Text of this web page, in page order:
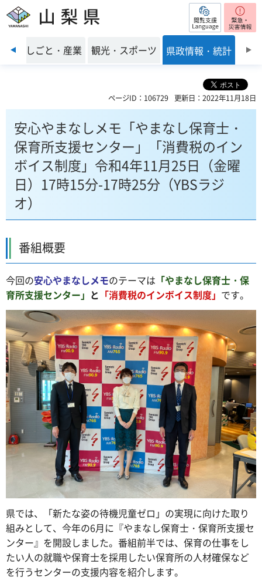
山梨県 閲覧支援
前のスライドを表示
境 しごと・産業 観光・スポーツ 県政情報・統計
ページID：106729 更新日：2022年11月18日
安心やまなしメモ「やまなし保育士・
保育所支援センター」「消費税のイン
ボイス制度」令和4年11月25日（金曜
日）17時15分-17時25分（YBSラジ
オ）
番組概要
今回の安心やまなしメモのテーマは 「やまなし保育士・保
育所支援センター」 と 「消費税のインボイス制度」 です。
県では、「新たな姿の待機児童ゼロ」の実現に向けた取り
組みとして、今年の6月に『やまなし保育士・保育所支援セ
ンター』を開設しました。番組前半では、保育の仕事をし
たい人の就職や保育士を採用したい保育所の人材確保など
を行うセンターの支援内容を紹介します。